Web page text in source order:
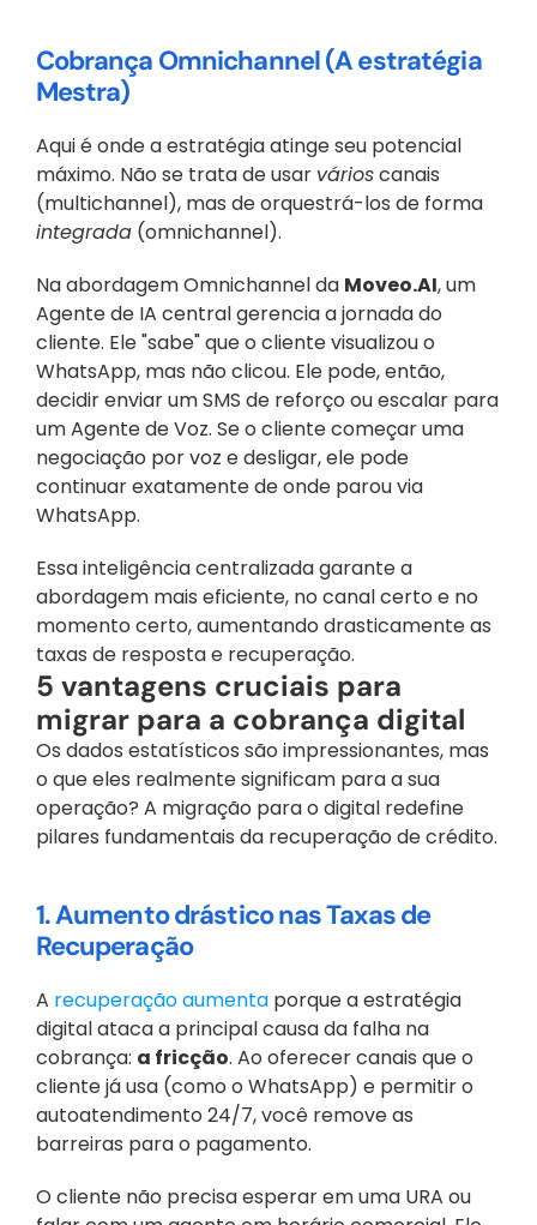
Cobrança Omnichannel (A estratégia
Mestra)
Aqui é onde a estratégia atinge seu potencial
máximo. Não se trata de usar vários canais
(multichannel), mas de orquestrá-los de forma
integrada (omnichannel).
Na abordagem Omnichannel da Moveo.AI, um
Agente de IA central gerencia a jornada do
cliente. Ele "sabe" que o cliente visualizou o
WhatsApp, mas não clicou. Ele pode, então,
decidir enviar um SMS de reforço ou escalar para
um Agente de Voz. Se o cliente começar uma
negociação por voz e desligar, ele pode
continuar exatamente de onde parou via
WhatsApp.
Essa inteligência centralizada garante a
abordagem mais eficiente, no canal certo e no
momento certo, aumentando drasticamente as
taxas de resposta e recuperação.
5 vantagens cruciais para
migrar para a cobrança digital
Os dados estatísticos são impressionantes, mas
o que eles realmente significam para a sua
operação? A migração para o digital redefine
pilares fundamentais da recuperação de crédito.
1. Aumento drástico nas Taxas de
Recuperação
A recuperação aumenta porque a estratégia
digital ataca a principal causa da falha na
cobrança: a fricção. Ao oferecer canais que o
cliente já usa (como o WhatsApp) e permitir o
autoatendimento 24/7, você remove as
barreiras para o pagamento.
O cliente não precisa esperar em uma URA ou